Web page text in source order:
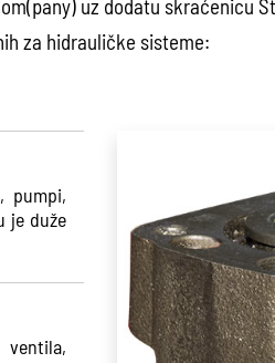
uz dodatu skraćenicu
za hidrauličke sisteme:
pumpi,
je duže